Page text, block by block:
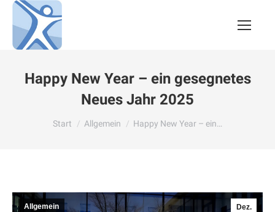
Happy New Year – ein gesegnetes
Neues Jahr 2025
Sie befinden sich hier:
Start Allgemein Happy New Year – ein…
Dez.
Allgemein